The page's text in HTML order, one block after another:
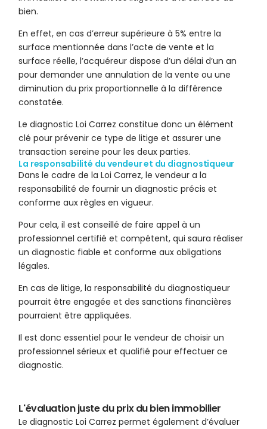
bien.
En effet, en cas d’erreur supérieure à 5% entre la
surface mentionnée dans l’acte de vente et la
surface réelle, l’acquéreur dispose d’un délai d’un an
pour demander une annulation de la vente ou une
diminution du prix proportionnelle à la différence
constatée.
Le diagnostic Loi Carrez constitue donc un élément
clé pour prévenir ce type de litige et assurer une
transaction sereine pour les deux parties.
La responsabilité du vendeur et du diagnostiqueur
Dans le cadre de la Loi Carrez, le vendeur a la
responsabilité de fournir un diagnostic précis et
conforme aux règles en vigueur.
Pour cela, il est conseillé de faire appel à un
professionnel certifié et compétent, qui saura réaliser
un diagnostic fiable et conforme aux obligations
légales.
En cas de litige, la responsabilité du diagnostiqueur
pourrait être engagée et des sanctions financières
pourraient être appliquées.
Il est donc essentiel pour le vendeur de choisir un
professionnel sérieux et qualifié pour effectuer ce
diagnostic.
L'évaluation juste du prix du bien immobilier
Le diagnostic Loi Carrez permet également d’évaluer